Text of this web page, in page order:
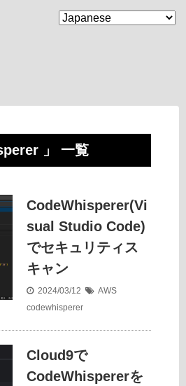
MENU
」 一覧
CodeWhisperer(Vi
sual Studio Code)
でセキュリティス
キャン
2024/03/12
AWS
codewhisperer
Cloud9で
CodeWhispererを